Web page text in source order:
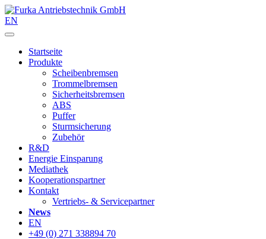
EN
Startseite
Produkte
Scheibenbremsen
Trommelbremsen
Sicherheitsbremsen
ABS
Puffer
Sturmsicherung
Zubehör
R&D
Energie Einsparung
Mediathek
Kooperationspartner
Kontakt
Vertriebs- & Servicepartner
News
EN
+49 (0) 271 338894 70